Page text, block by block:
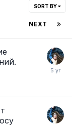
SORT BY
NEXT